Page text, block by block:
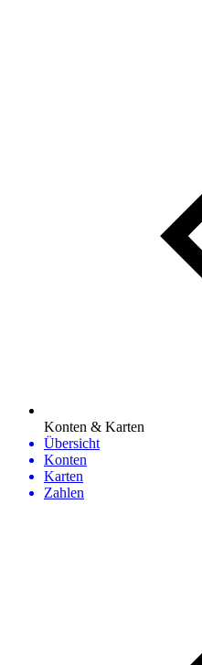
Konten & Karten
Übersicht
Konten
Karten
Zahlen